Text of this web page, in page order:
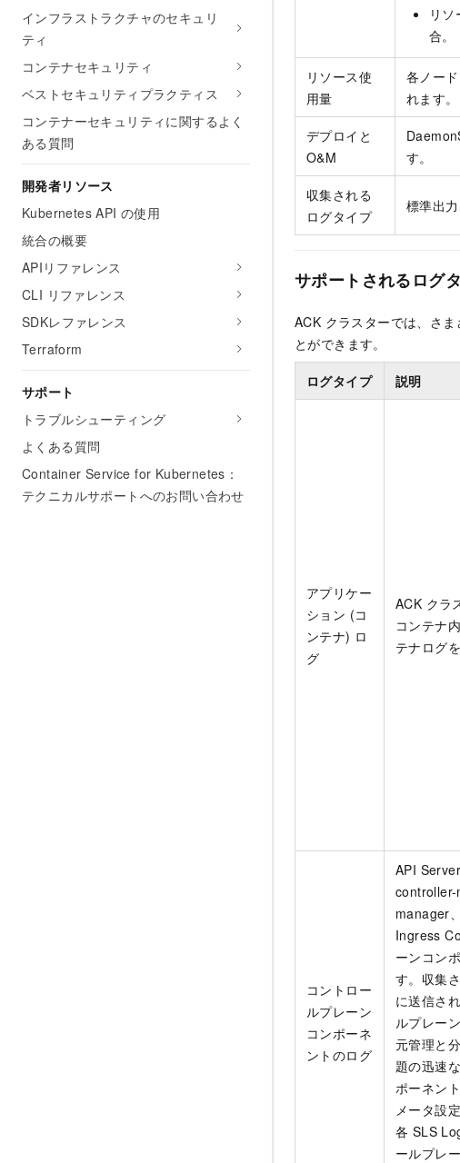
インフラストラクチャのセキュリ
ティ
コンテナセキュリティ
ベストセキュリティプラクティス
コンテナーセキュリティに関するよく
ある質問
開発者リソース
Kubernetes API の使用
統合の概要
APIリファレンス
CLI リファレンス
SDKレファレンス
Terraform
サポート
トラブルシューティング
よくある質問
Container Service for Kubernetes：
テクニカルサポートへのお問い合わせ
リ
合。
リソース使
用量
各ノー
れます。
デプロイと
O&M
す。
収集される
ログタイプ
標準出力
サポートされるログ
ACK クラスターでは、さ
とができます。
ログタイプ 説明
アプリケー
ション (コ
ンテナ) ロ
グ
ACK クラ
コンテナ
テナログ
コントロー
ルプレーン
コンポーネ
ントのログ
API Server
manager
Ingress
ーンコン
す。収集
に送信さ
ルプレー
元管理と
題の迅速
ポーネン
メータ設
各 SLS
ールプレ